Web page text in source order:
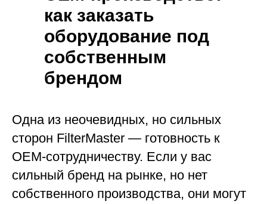
как заказать
оборудование под
собственным
брендом
Одна из неочевидных, но сильных
сторон FilterMaster — готовность к
OEM-сотрудничеству. Если у вас
сильный бренд на рынке, но нет
собственного производства, они могут